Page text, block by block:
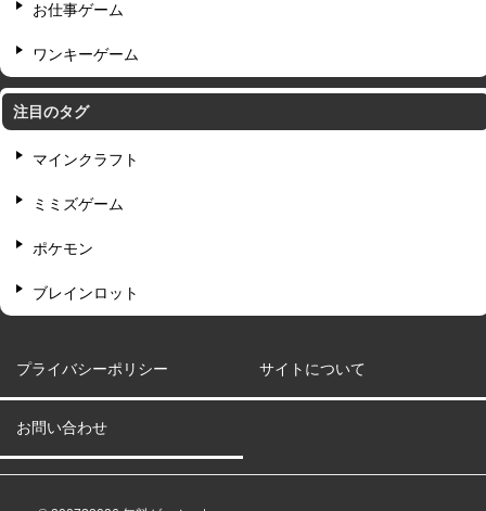
お仕事ゲーム
ワンキーゲーム
注目のタグ
マインクラフト
ミミズゲーム
ポケモン
ブレインロット
プライバシーポリシー サイトについて
お問い合わせ